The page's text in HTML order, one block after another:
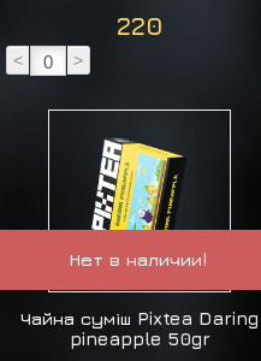
220
< >
Нет в наличии!
Чайна суміш Pixtea Daring
pineapple 50gr